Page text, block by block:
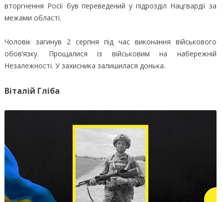
вторгнення Росії був переведений у підрозділ Нацгвардії за
межами області.
Чоловік загинув 2 серпня під час виконання військового
обов’язку. Прощалися із військовим на набережній
Незалежності. У захисника залишилася донька.
Віталій Гліба